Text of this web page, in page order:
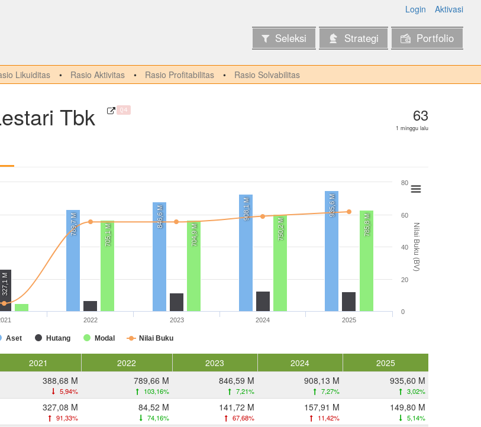
Login Aktivasi
Seleksi Strategi Portfolio
Likuiditas Rasio Aktivitas Rasio Profitabilitas Rasio Solvabilitas
Tbk Q4 63
1 minggu lalu
Nilai Buku (BV)
789,7 M 846,6 M 908,1 M 935,6 M
327,1 M
705,1 M 704,9 M 750,2 M 785,8 M
Aset Hutang Modal Nilai Buku
2022 2023 2024 2025
0
20
40
60
80
2021 2022 2023 2024
2025
388,68 M
5,94%
789,66 M
103,16%
846,59 M
7,21%
908,13 M
7,27%
935,60 M
3,02%
327,08 M
91,33%
84,52 M
74,16%
141,72 M
67,68%
157,91 M
11,42%
149,80 M
5,14%